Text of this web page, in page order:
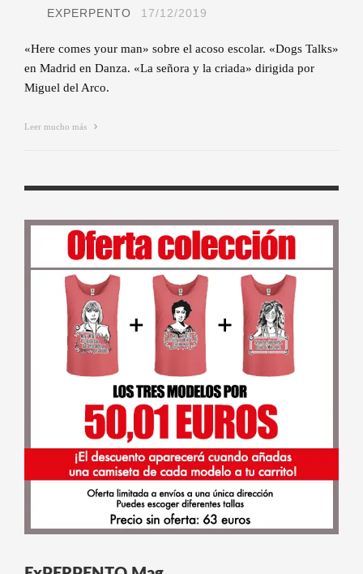
EXPERPENTO 17/12/2019
«Here comes your man» sobre el acoso escolar. «Dogs Talks»
en Madrid en Danza. «La señora y la criada» dirigida por
Miguel del Arco.
Leer mucho más